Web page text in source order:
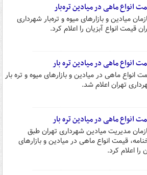
انواع ماهی در میادین تره‌بار
میادین و بازارهای میوه و تره‌بار شهرداری
قیمت انواع آبزیان را اعلام کرد.
انواع ماهی در میادین تره بار
انواع ماهی در میادین و بازارهای میوه و تره بار
تهران اعلام شد.
انواع ماهی در میادین تره بار
مدیریت میادین شهرداری تهران طبق
قیمت انواع ماهی در میادین و بازارهای
را اعلام کرد.